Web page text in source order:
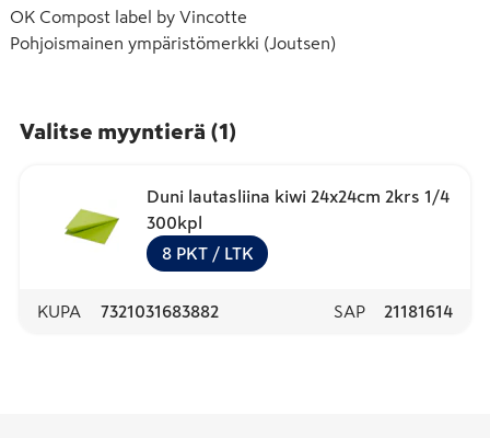
OK Compost label by Vincotte
Pohjoismainen ympäristömerkki (Joutsen)
Valitse myyntierä (1)
Duni lautasliina kiwi 24x24cm 2krs 1/4
300kpl
8 PKT / LTK
KUPA 7321031683882 SAP 21181614